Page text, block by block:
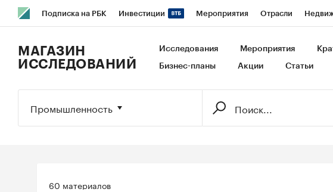
Подписка на РБК Инвестиции Мероприятия Отрасли
Исследования Кредитные рейтинги Франшизы Газета
МАГАЗИН
ИССЛЕДОВАНИЙ
Исследования Мероприятия
Бизнес-планы Акции Статьи
Промышленность
60 материалов